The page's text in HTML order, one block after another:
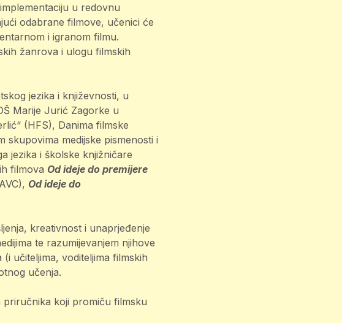
u redovnu
odabrane filmove, učenici će
i igranom filmu.
žanrova i ulogu filmskih
jezika i književnosti, u
Marije Jurić Zagorke u
(HFS), Danima filmske
skupovima medijske pismenosti i
jezika i školske knjižničare
filmova Od ideje do premijere
Od ideje do
kreativnost i unaprjeđenje
te razumijevanjem njihove
učiteljima, voditeljima filmskih
učenja.
priručnika koji promiču filmsku